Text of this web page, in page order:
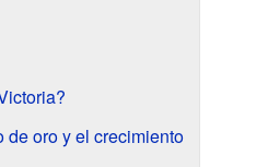
de oro y el crecimiento